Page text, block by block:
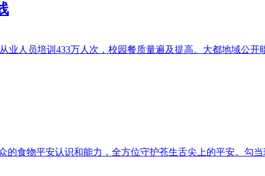
业人员培训433万人次，校园餐质量遍及提高。大都地域公
的食物平安认识和能力，全方位守护苍生舌尖上的平安。勾